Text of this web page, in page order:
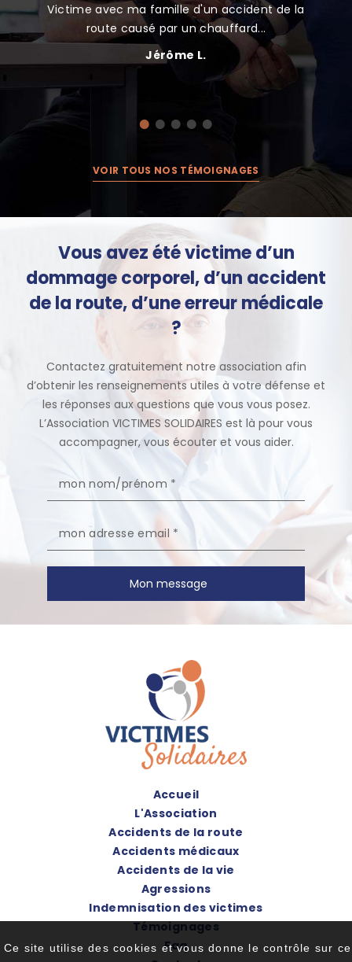
Victime avec ma famille d'un accident de la
route causé par un chauffard...
Jérôme L.
VOIR TOUS NOS TÉMOIGNAGES
Vous avez été victime d’un
dommage corporel, d’un accident
de la route, d’une erreur médicale
?
Contactez gratuitement notre association afin
d’obtenir les renseignements utiles à votre défense et
les réponses aux questions que vous vous posez.
L’Association VICTIMES SOLIDAIRES est là pour vous
accompagner, vous écouter et vous aider.
Mon message
Accueil
L'Association
Accidents de la route
Accidents médicaux
Accidents de la vie
Agressions
Indemnisation des victimes
Témoignages
Faq
Ce site utilise des cookies et vous donne le contrôle sur ce